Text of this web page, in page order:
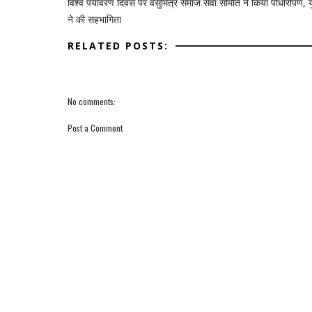
ने की सहभागिता
RELATED POSTS:
No comments:
Post a Comment